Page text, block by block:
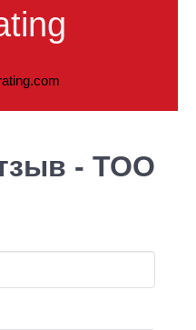
- ТОО